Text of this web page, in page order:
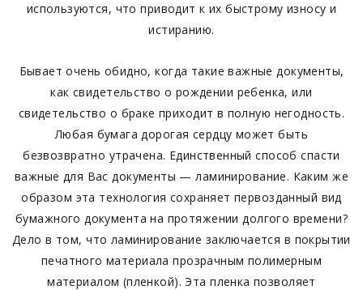
используются, что приводит к их быстрому износу и
истиранию.
Бывает очень обидно, когда такие важные документы,
как свидетельство о рождении ребенка, или
свидетельство о браке приходит в полную негодность.
Любая бумага дорогая сердцу может быть
безвозвратно утрачена. Единственный способ спасти
важные для Вас документы — ламинирование. Каким же
образом эта технология сохраняет первозданный вид
бумажного документа на протяжении долгого времени?
Дело в том, что ламинирование заключается в покрытии
печатного материала прозрачным полимерным
материалом (пленкой). Эта пленка позволяет